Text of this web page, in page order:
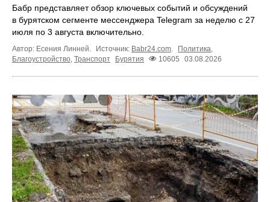
Бабр представляет обзор ключевых событий и обсуждений
в бурятском сегменте мессенджера Telegram за неделю с 27
июля по 3 августа включительно.
Автор: Есения Линней. Источник: Babr24.com. Политика,
Благоустройство, Транспорт Бурятия 10605 03.08.2026